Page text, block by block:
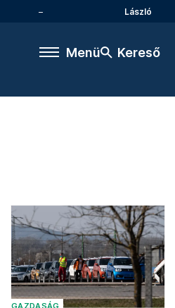
László
Menü Kereső
GAZDASÁG